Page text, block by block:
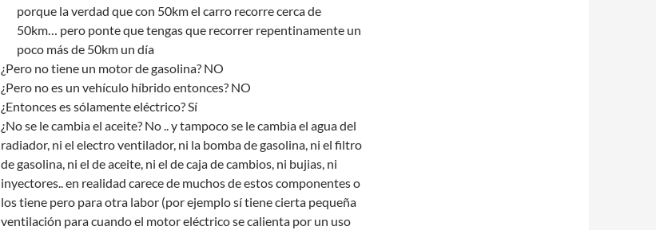
porque la verdad que con 50km el carro recorre cerca de
50km… pero ponte que tengas que recorrer repentinamente un
poco más de 50km un día
¿Pero no tiene un motor de gasolina? NO
¿Pero no es un vehículo híbrido entonces? NO
¿Entonces es sólamente eléctrico? Sí
¿No se le cambia el aceite? No .. y tampoco se le cambia el agua del
radiador, ni el electro ventilador, ni la bomba de gasolina, ni el filtro
de gasolina, ni el de aceite, ni el de caja de cambios, ni bujias, ni
inyectores.. en realidad carece de muchos de estos componentes o
los tiene pero para otra labor (por ejemplo sí tiene cierta pequeña
ventilación para cuando el motor eléctrico se calienta por un uso